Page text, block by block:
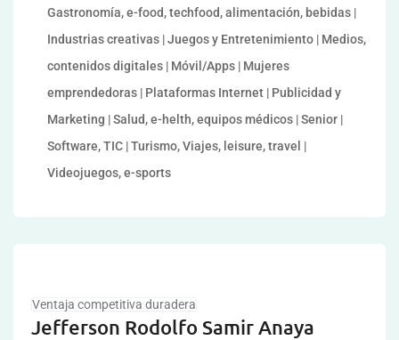
Gastronomía, e-food, techfood, alimentación, bebidas |
Industrias creativas | Juegos y Entretenimiento | Medios,
contenidos digitales | Móvil/Apps | Mujeres
emprendedoras | Plataformas Internet | Publicidad y
Marketing | Salud, e-helth, equipos médicos | Senior |
Software, TIC | Turismo, Viajes, leisure, travel |
Videojuegos, e-sports
Ventaja competitiva duradera
Jefferson Rodolfo Samir Anaya